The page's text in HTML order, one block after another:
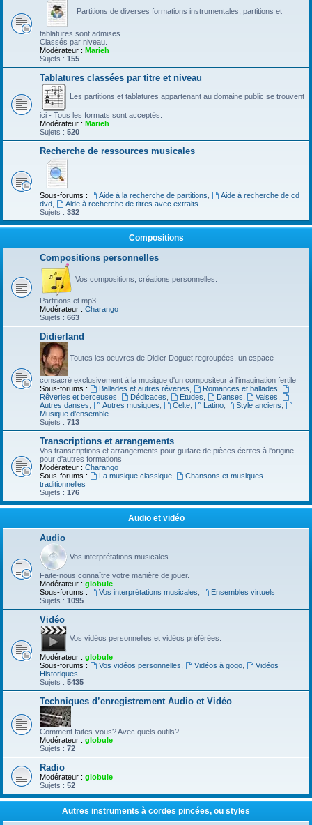
Partitions de diverses formations instrumentales, partitions et
tablatures sont admises.
Classés par niveau.
Modérateur : Marieh
Sujets : 155
Tablatures classées par titre et niveau
Les partitions et tablatures appartenant au domaine public se trouvent
ici - Tous les formats sont acceptés.
Modérateur : Marieh
Sujets : 520
Recherche de ressources musicales
Sous-forums : Aide à la recherche de partitions
Aide à recherche de cd
dvd
Aide à recherche de titres avec extraits
Sujets : 332
Compositions
Compositions personnelles
Vos compositions, créations personnelles.
Partitions et mp3
Modérateur : Charango
Sujets : 663
Didierland
Toutes les oeuvres de Didier Doguet regroupées, un espace
consacré exclusivement à la musique d'un compositeur à l'imagination fertile
Sous-forums :
Ballades et autres réveries Romances et ballades
Rêveries et berceuses
Dédicaces Etudes Danses Valses
Autres danses
Autres musiques Celte, Latino, Style anciens
Musique d’ensemble
Sujets : 713
Transcriptions et arrangements
Vos transcriptions et arrangements pour guitare de pièces écrites à l'origine
pour d'autres formations
Modérateur : Charango
Sous-forums :
La musique classique,
Chansons et musiques
traditionnelles
Sujets : 176
Audio et vidéo
Audio
Vos interprétations musicales
Faite-nous connaître votre manière de jouer.
Modérateur : globule
Sous-forums :
Vos interprétations musicales
Ensembles virtuels
Sujets : 1095
Vidéo
Vos vidéos personnelles et vidéos préférées.
Modérateur : globule
Sous-forums :
Vos vidéos personnelles Vidéos à gogo,
Vidéos
Historiques
Sujets : 5435
Techniques d’enregistrement Audio et Vidéo
Comment faites-vous? Avec quels outils?
Modérateur : globule
Sujets : 72
Radio
Modérateur : globule
Sujets : 52
Autres instruments à cordes pincées, ou styles